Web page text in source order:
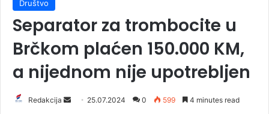
Društvo
Separator za trombocite u
Brčkom plaćen 150.000 KM,
a nijednom nije upotrebljen
Redakcija 25.07.2024 0 599 4 minutes read